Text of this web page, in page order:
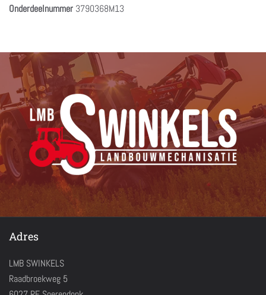
Onderdeelnummer 3790368M13
Adres
LMB SWINKELS
Raadbroekweg 5